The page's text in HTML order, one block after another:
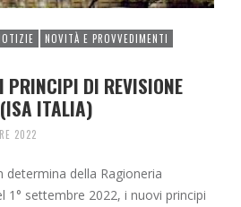
NOVITÀ E PROVVEDIMENTI
PRINCIPI DI REVISIONE
ITALIA)
2022
della Ragioneria
1° settembre 2022, i nuovi principi